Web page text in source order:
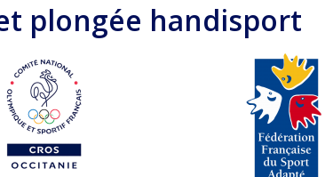
plongée handisport